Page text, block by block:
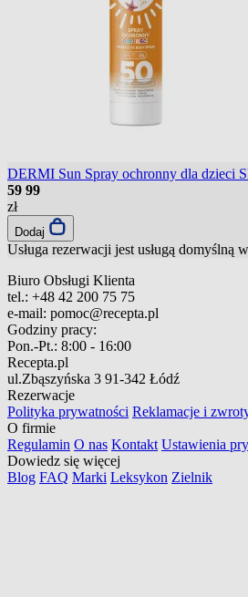
DERMI Sun Spray ochronny dla dzieci
59 99
zł
Dodaj
Usługa rezerwacji jest usługą domyślną
Biuro Obsługi Klienta
tel.: +48 42 200 75 75
e-mail: pomoc@recepta.pl
Godziny pracy:
Pon.-Pt.: 8:00 - 16:00
Recepta.pl
ul.Zbąszyńska 3 91-342 Łódź
Rezerwacje
Polityka prywatności Reklamacje i
O firmie
Regulamin O nas Kontakt Ustawienia
Dowiedz się więcej
Blog FAQ Marki Leksykon Zielnik